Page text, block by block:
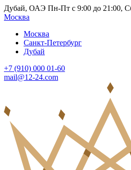
Дубай, ОАЭ Пн-Пт с 9:00 до 21:00,
Москва
Москва
Санкт-Петербург
Дубай
+7 (910) 000 01-60
mail@12-24.com